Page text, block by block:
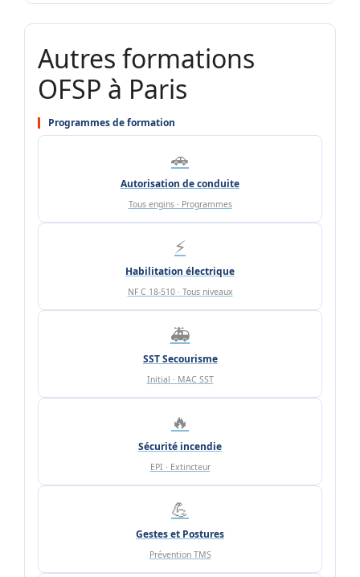
Autres formations
OFSP à Paris
Programmes de formation
🚗
Autorisation de conduite
Tous engins · Programmes
⚡
Habilitation électrique
NF C 18-510 · Tous niveaux
🚑
SST Secourisme
Initial · MAC SST
🔥
Sécurité incendie
EPI · Extincteur
💪
Gestes et Postures
Prévention TMS